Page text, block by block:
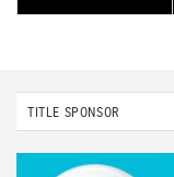
TITLE SPONSOR